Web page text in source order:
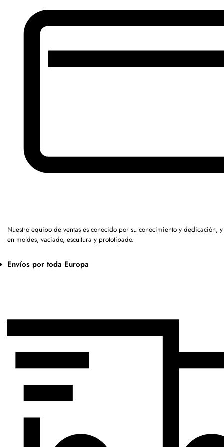
Nuestro equipo de ventas es conocido por su conocimiento y dedicación,
en moldes, vaciado, escultura y prototipado.
Envíos por toda Europa